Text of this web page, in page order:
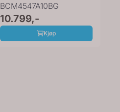
BCM4547A10BG
10.799,-
Kjøp